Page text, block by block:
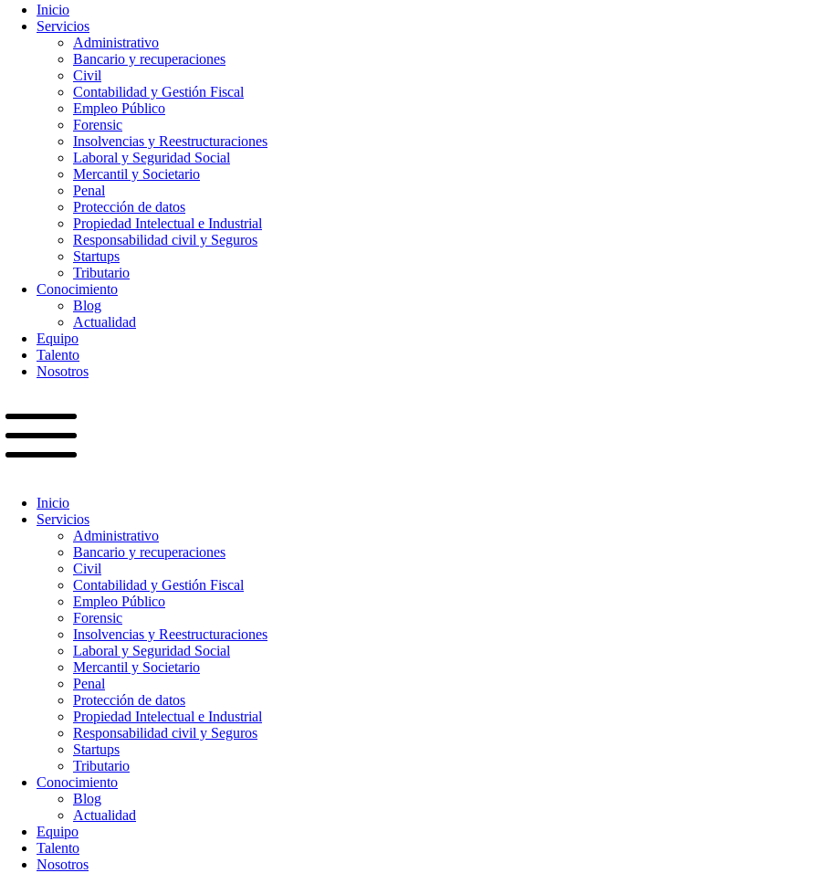
Inicio
Servicios
Administrativo
Bancario y recuperaciones
Civil
Contabilidad y Gestión Fiscal
Empleo Público
Forensic
Insolvencias y Reestructuraciones
Laboral y Seguridad Social
Mercantil y Societario
Penal
Protección de datos
Propiedad Intelectual e Industrial
Responsabilidad civil y Seguros
Startups
Tributario
Conocimiento
Blog
Actualidad
Equipo
Talento
Nosotros
Inicio
Servicios
Administrativo
Bancario y recuperaciones
Civil
Contabilidad y Gestión Fiscal
Empleo Público
Forensic
Insolvencias y Reestructuraciones
Laboral y Seguridad Social
Mercantil y Societario
Penal
Protección de datos
Propiedad Intelectual e Industrial
Responsabilidad civil y Seguros
Startups
Tributario
Conocimiento
Blog
Actualidad
Equipo
Talento
Nosotros